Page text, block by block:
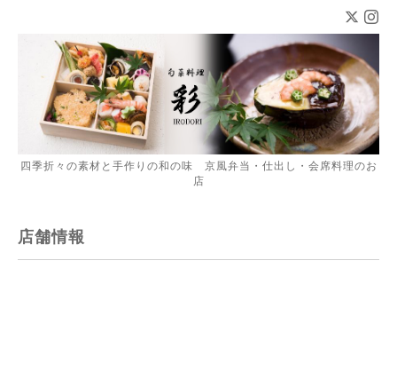
四季折々の素材と手作りの和の味 京風弁当・仕出し・会席料理のお
店
店舗情報